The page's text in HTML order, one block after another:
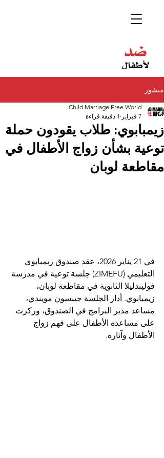
منشور
زيمبابوي: طلاب يقودون حملة
توعية بشأن زواج الأطفال في
مقاطعة لوبان
Child Marriage Free World
7 فبراير
1 دقيقة قراءة
في 21 يناير 2026، عقد صندوق زيمبابوي
التعليمي (ZIMEFU) جلسة توعية في مدرسة
فوليندليلا الثانوية في مقاطعة لوبان،
زيمبابوي. أدار الجلسة جيبسون مويندي،
مساعد مدير البرامج في الصندوق، وركزت
على مساعدة الأطفال على فهم زواج
الأطفال وآثاره.